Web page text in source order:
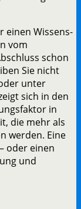
einen Wissens-
vom
schon
Sie nicht
unter
sich in den
in
die mehr als
werden. Eine
oder einen
und